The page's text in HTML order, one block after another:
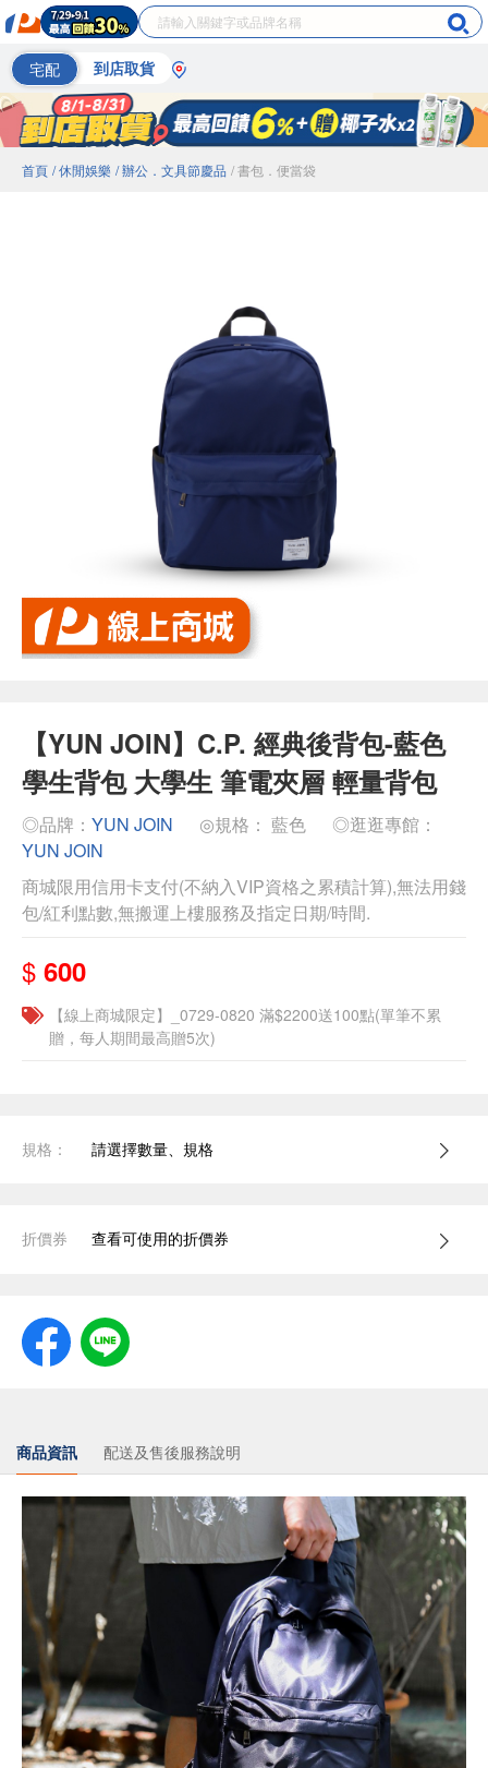
宅配 到店取貨
首頁 / 休閒娛樂 / 辦公．文具節慶品 / 書包．便當袋
【YUN JOIN】C.P. 經典後背包-藍色
學生背包 大學生 筆電夾層 輕量背包
◎品牌： YUN JOIN ◎規格： 藍色
◎逛逛專館：
YUN JOIN
商城限用信用卡支付(不納入VIP資格之累積計算),無法用錢
包/紅利點數,無搬運上樓服務及指定日期/時間.
$ 600
【線上商城限定】_0729-0820 滿$2200送100點(單筆不累
贈，每人期間最高贈5次)
規格： 請選擇數量、規格
折價券 查看可使用的折價券
商品資訊 配送及售後服務說明